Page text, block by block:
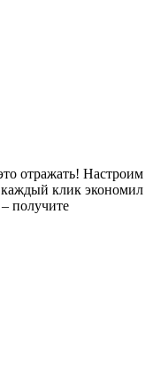
отражать! Настроим
клик экономил
получите